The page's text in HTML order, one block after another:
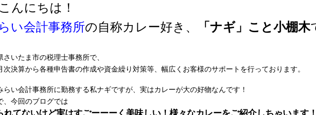
んにちは！
い会計事務所の自称カレー好き、 「ナギ」こと小棚木
さいたま市の税理士事務所で、
次決算から各種申告書の作成や資金繰り対策等、幅広くお客様のサポートを行っております。
らい会計事務所に勤務する私ナギですが、実はカレーが大の好物なんです！
、今回のブログでは